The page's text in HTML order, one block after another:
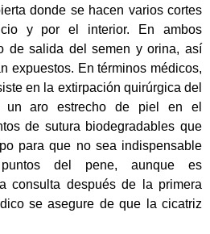
donde se hacen varios cortes
y por el interior. En ambos
de salida del semen y orina, así
expuestos. En términos médicos,
en la extirpación quirúrgica del
un aro estrecho de piel en el
de sutura biodegradables que
para que no sea indispensable
del pene, aunque es
consulta después de la primera
se asegure de que la cicatriz